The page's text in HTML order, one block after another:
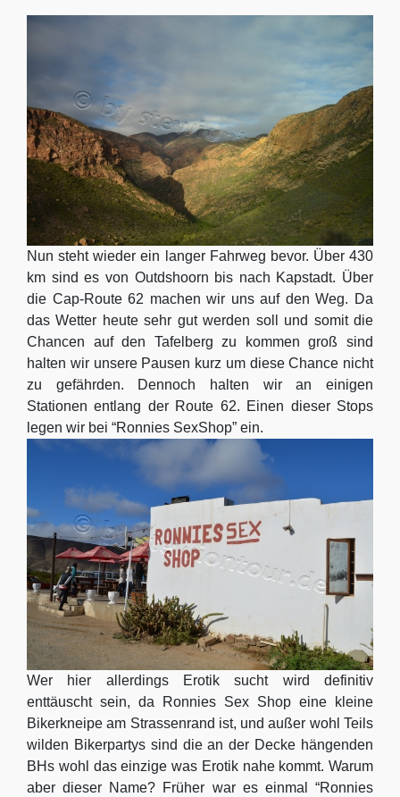
Nun steht wieder ein langer Fahrweg bevor. Über 430
km sind es von Outdshoorn bis nach Kapstadt. Über
die Cap-Route 62 machen wir uns auf den Weg. Da
das Wetter heute sehr gut werden soll und somit die
Chancen auf den Tafelberg zu kommen groß sind
halten wir unsere Pausen kurz um diese Chance nicht
zu gefährden. Dennoch halten wir an einigen
Stationen entlang der Route 62. Einen dieser Stops
legen wir bei “Ronnies SexShop” ein.
Wer hier allerdings Erotik sucht wird definitiv
enttäuscht sein, da Ronnies Sex Shop eine kleine
Bikerkneipe am Strassenrand ist, und außer wohl Teils
wilden Bikerpartys sind die an der Decke hängenden
BHs wohl das einzige was Erotik nahe kommt. Warum
aber dieser Name? Früher war es einmal “Ronnies